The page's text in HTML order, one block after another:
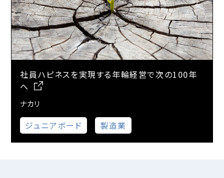
社員ハピネスを実現する年輪経営で次の100年
へ
ナカリ
ジュニアボード 製造業